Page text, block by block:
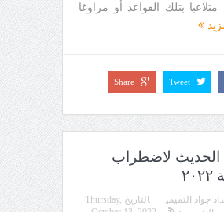
متلاعبا بتلك القواعد أو مراوغا
Tweet
Share
الحديث لاضطراب
جواد التميمي التاريخ Thursday,